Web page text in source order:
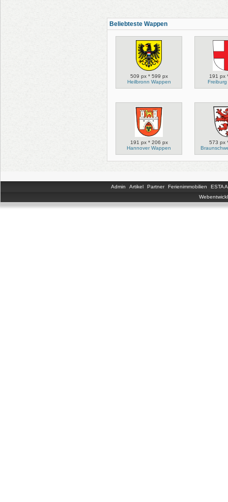
Beliebteste Wappen
509 px * 599 px
Heilbronn Wappen
191 px
191 px * 206 px
Hannover Wappen
573 px
Admin Artikel Partner Ferienimmobilien
ESTA